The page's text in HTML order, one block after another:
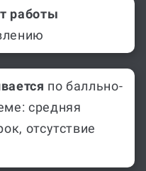
работы
по балльно-
средняя
отсутствие